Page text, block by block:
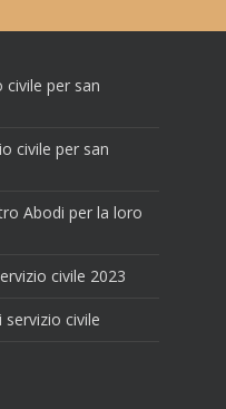
civile per san
civile per san
Abodi per la loro
civile 2023
servizio civile